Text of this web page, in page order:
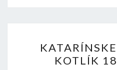
+
KOTLÍK